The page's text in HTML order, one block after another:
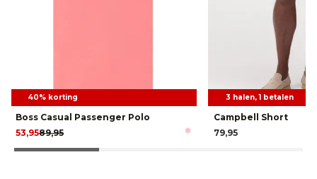
40% korting
Boss Casual Passenger Polo
89,95
53,95
3 halen, 1 betalen
Campbell Short
79,95